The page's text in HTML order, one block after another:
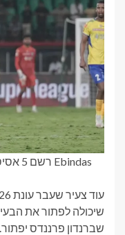
שיכולה לפתור את
שברנדון פרננדס יפתור.